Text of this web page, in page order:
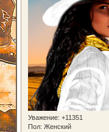
Уважение: +11351
Пол: Женский